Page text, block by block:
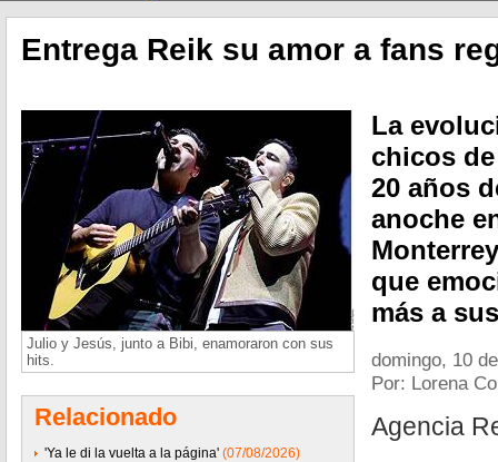
Entrega Reik su amor a fans
Julio y Jesús, junto a Bibi, enamoraron con sus
hits.
Relacionado
'Ya le di la vuelta a la página' (07/08/2026)
La
chicos
20 años
anoche
que
más a
domingo, 10
Por: Lorena
Agencia